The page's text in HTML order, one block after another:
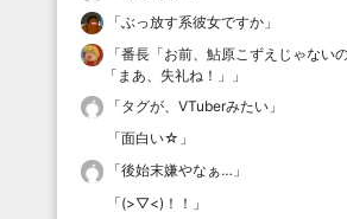
「ぶっ放す系彼女ですか 」
「番長「お前、鮎原こずえじゃない
「まあ、失礼ね！」
」
「タグが、VTuberみたい 」
「面白い☆ 」
「後始末嫌やなぁ… 」
「(>▽<)！！ 」